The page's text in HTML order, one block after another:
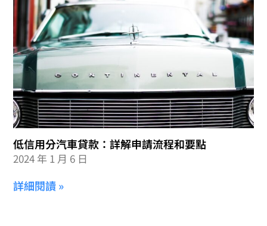
低信用分汽車貸款：詳解申請流程和要點
2024 年 1 月 6 日
詳細閱讀 »